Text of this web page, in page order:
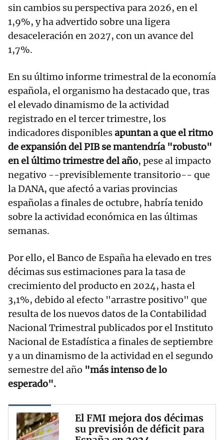
sin cambios su perspectiva para 2026, en el
1,9%, y ha advertido sobre una ligera
desaceleración en 2027, con un avance del
1,7%.
En su último informe trimestral de la economía
española, el organismo ha destacado que, tras
el elevado dinamismo de la actividad
registrado en el tercer trimestre, los
indicadores disponiblesapuntan a que el ritmo
de expansión del PIB se mantendría "robusto"
en el último trimestre del año, pese al impacto
negativo --previsiblemente transitorio-- que
la DANA, que afectó a varias provincias
españolas a finales de octubre, habría tenido
sobre la actividad económica en las últimas
semanas.
Por ello, el Banco de España ha elevado en tres
décimas sus estimaciones para la tasa de
crecimiento del producto en 2024, hasta el
3,1%, debido al efecto "arrastre positivo" que
resulta de los nuevos datos de la Contabilidad
Nacional Trimestral publicados por el Instituto
Nacional de Estadística a finales de septiembre
y a un dinamismo de la actividad en el segundo
semestre del año "más intenso de lo
esperado".
El FMI mejora dos décimas
su previsión de déficit para